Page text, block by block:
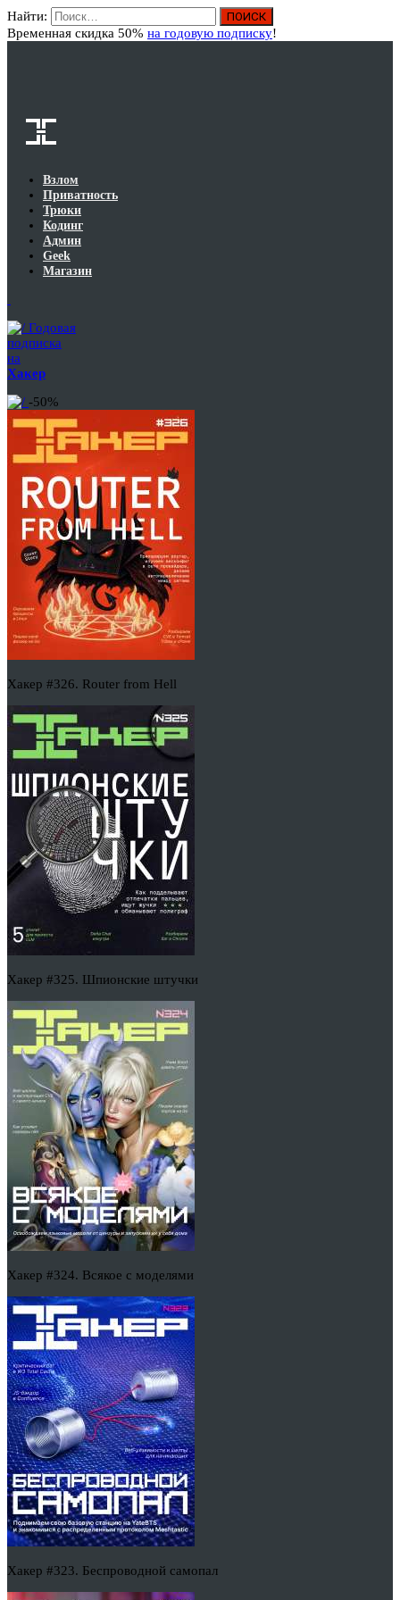
Найти:
Временная скидка 50% на годовую подписку!
Взлом
Приватность
Трюки
Кодинг
Админ
Geek
Магазин
Годовая
подписка
на
Хакер
-50%
Хакер #326. Router from Hell
Хакер #325. Шпионские штучки
Хакер #324. Всякое с моделями
Хакер #323. Беспроводной самопал